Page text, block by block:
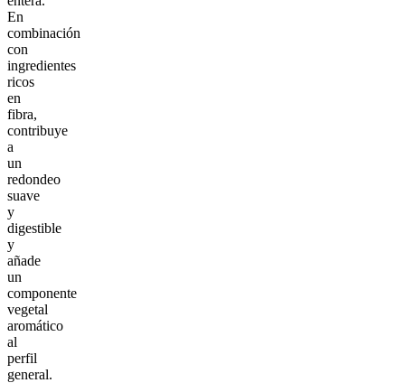
En
combinación
con
ingredientes
ricos
en
fibra,
contribuye
a
un
redondeo
suave
y
digestible
y
añade
un
componente
vegetal
aromático
al
perfil
general.